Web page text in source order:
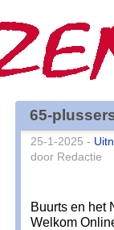
65-
25-1-2025 -
door Redactie
Buurts en het
Welkom